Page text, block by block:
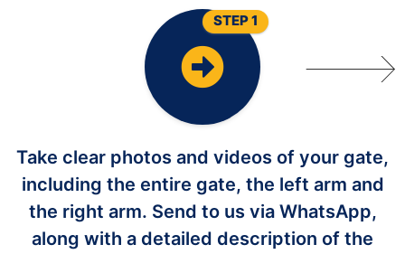
Take clear photos and videos of your gate,
including the entire gate, the left arm and
the right arm. Send to us via WhatsApp,
along with a detailed description of the
STEP 1